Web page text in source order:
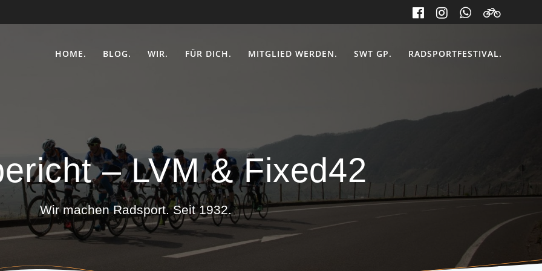
HOME. BLOG. WIR. FÜR DICH. MITGLIED WERDEN. SWT GP. RADSPORTFESTIVAL.
– LVM & Fixed42
Wir machen Radsport. Seit 1932.